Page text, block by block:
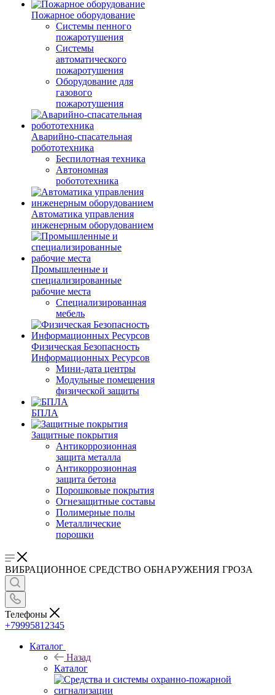
Пожарное оборудование
Системы пенного
пожаротушения
Системы
автоматического
пожаротушения
Оборудование для
газового
пожаротушения
Аварийно-спасательная
робототехника
Беспилотная техника
Автономная
робототехника
Автоматика управления
инженерным оборудованием
Промышленные и
специализированные
рабочие места
Специализированная
мебель
Физическая Безопасность
Информационных Ресурсов
Мини-дата центры
Модульные помещения
физической защиты
БПЛА
Защитные покрытия
Антикоррозионная
защита металла
Антикоррозионная
защита бетона
Порошковые покрытия
Огнезащитные составы
Полимерные полы
Металлические
порошки
ВИБРАЦИОННОЕ СРЕДСТВО ОБНАРУЖЕНИЯ ГРОЗА
Телефоны
+79995812345
Каталог
Назад
Каталог